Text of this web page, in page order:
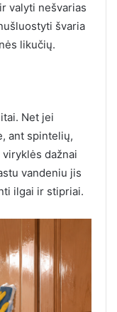
valyti nešvarias
švaria
likučių.
Net jei
ant spintelių,
dažnai
vandeniu jis
ilgai ir stipriai.